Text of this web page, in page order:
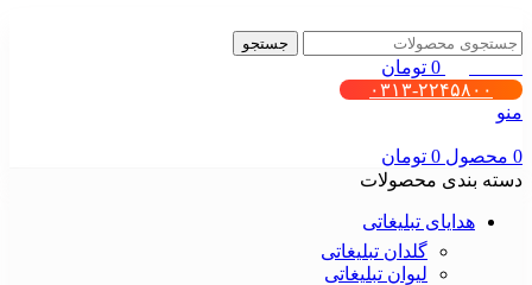
جستجو
0 تومان
۰۳۱۳-۲۲۴۵۸۰۰
منو
0 محصول 0 تومان
دسته بندی محصولات
هدایای تبلیغاتی
گلدان تبلیغاتی
لیوان تبلیغاتی